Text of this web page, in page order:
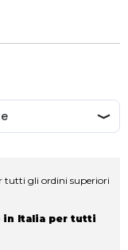
tutti gli ordini superiori
in Italia per tutti